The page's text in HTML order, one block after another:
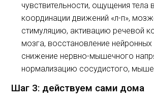
чувствительности, ощущения тела
координации движений «л-п»,
стимуляцию, активацию речевой
мозга, восстановление нейронных
снижение нервно-мышечного
нормализацию сосудистого,
Шаг 3: действуем сами дома